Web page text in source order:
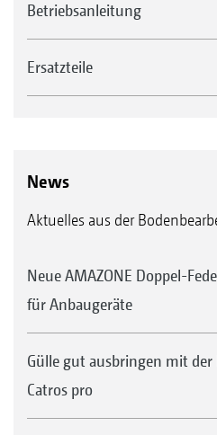
Betriebsanleitung
Ersatzteile
News
Aktuelles aus der
Neue AMAZONE Doppel-
für Anbaugeräte
Gülle gut ausbringen mit der
Catros pro